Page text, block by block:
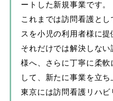
スタッフブログ
ートした新規事業です。
これまでは訪問看護と
スを小児の利用者様に提
それだけでは解決しな
様へ、さらに丁寧に柔
して、新たに事業を立ち
東京には訪問看護リハ